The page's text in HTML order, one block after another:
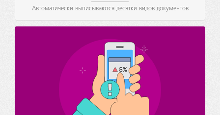
Автоматически выписываются десятки видов документов